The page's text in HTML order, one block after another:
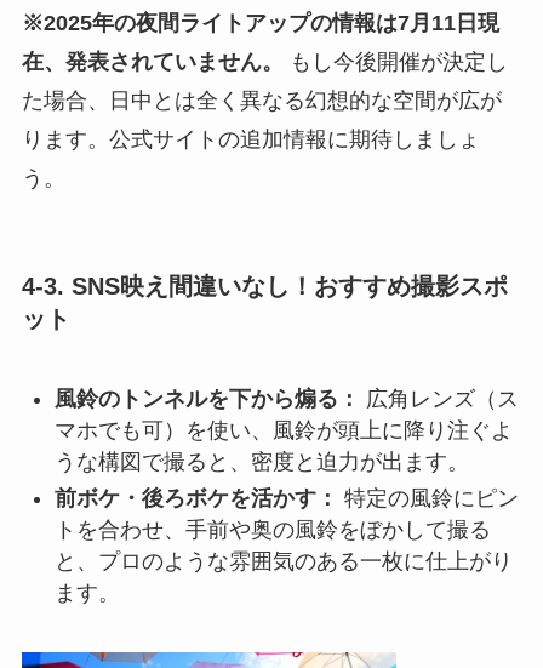
※2025年の夜間ライトアップの情報は7月11日現
在、発表されていません。
もし今後開催が決定し
た場合、日中とは全く異なる幻想的な空間が広が
ります。公式サイトの追加情報に期待しましょ
う。
4-3. SNS映え間違いなし！おすすめ撮影スポ
ット
風鈴のトンネルを下から煽る：
広角レンズ（ス
マホでも可）を使い、風鈴が頭上に降り注ぐよ
うな構図で撮ると、密度と迫力が出ます。
前ボケ・後ろボケを活かす： 特定の風鈴にピン
トを合わせ、手前や奥の風鈴をぼかして撮る
と、プロのような雰囲気のある一枚に仕上がり
ます。